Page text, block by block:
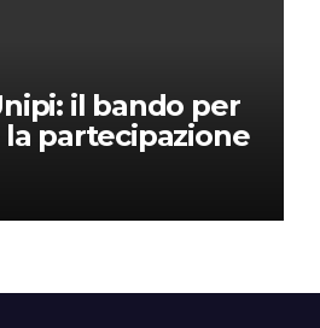
il bando per
partecipazione
Grant